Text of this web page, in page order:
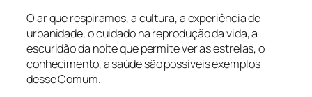
O ar que respiramos, a cultura, a experiência de
urbanidade, o cuidado na reprodução da vida, a
escuridão da noite que permite ver as estrelas, o
conhecimento, a saúde são possíveis exemplos
desse Comum.